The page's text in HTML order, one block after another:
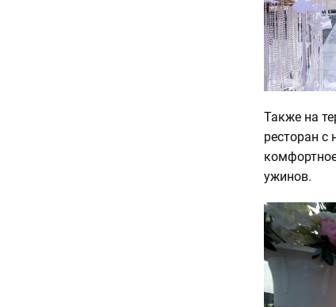
Также на
ресторан
ужинов.